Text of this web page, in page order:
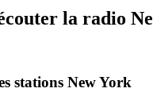
la radio
stations New York